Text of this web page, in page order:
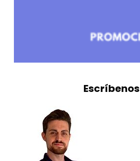
Escríbenos